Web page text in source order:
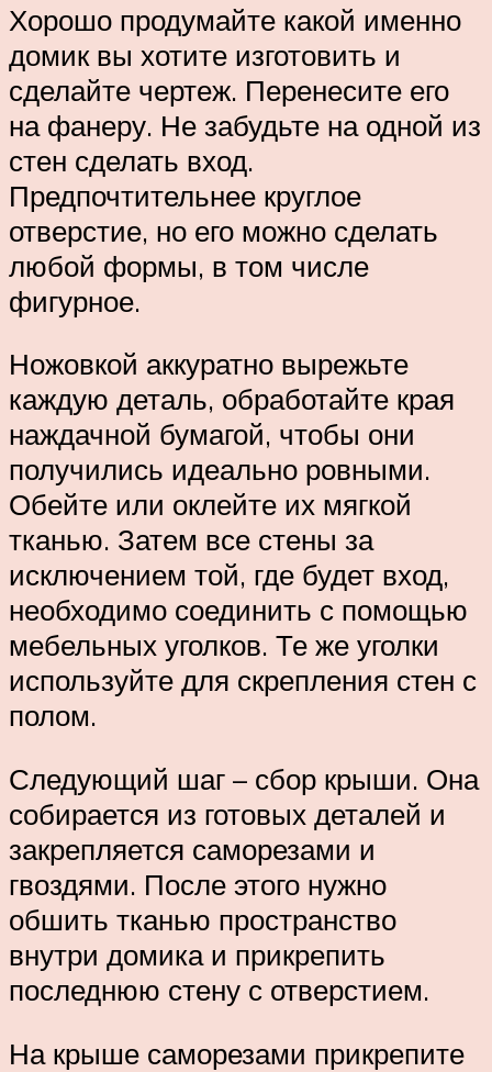
Хорошо продумайте какой именно
домик вы хотите изготовить и
сделайте чертеж. Перенесите его
на фанеру. Не забудьте на одной из
стен сделать вход.
Предпочтительнее круглое
отверстие, но его можно сделать
любой формы, в том числе
фигурное.
Ножовкой аккуратно вырежьте
каждую деталь, обработайте края
наждачной бумагой, чтобы они
получились идеально ровными.
Обейте или оклейте их мягкой
тканью. Затем все стены за
исключением той, где будет вход,
необходимо соединить с помощью
мебельных уголков. Те же уголки
используйте для скрепления стен с
полом.
Следующий шаг – сбор крыши. Она
собирается из готовых деталей и
закрепляется саморезами и
гвоздями. После этого нужно
обшить тканью пространство
внутри домика и прикрепить
последнюю стену с отверстием.
На крыше саморезами прикрепите